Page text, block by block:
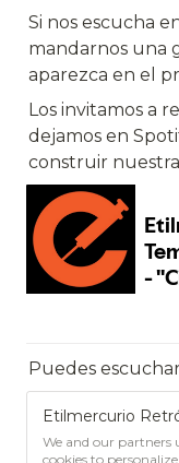
Si nos escucha
mandarnos una
aparezca en el
Los invitamos a
dejamos en
construir
Puedes
Etilmercurio
We and our partners
cookies to